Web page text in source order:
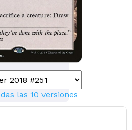
las 10 versiones